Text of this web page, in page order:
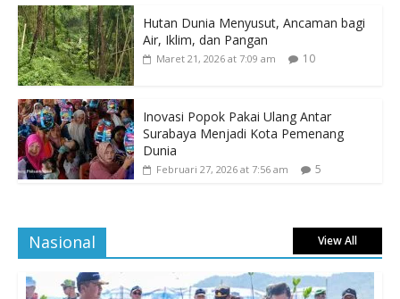
Hutan Dunia Menyusut, Ancaman bagi
Air, Iklim, dan Pangan
Maret 21, 2026 at 7:09 am 10
Inovasi Popok Pakai Ulang Antar
Surabaya Menjadi Kota Pemenang
Dunia
Februari 27, 2026 at 7:56 am 5
Nasional View All